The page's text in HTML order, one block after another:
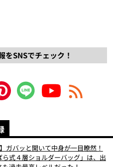
をSNSでチェック！
ガバッと開いて中身が一目瞭然！
式４層ショルダーバッグ」は、出